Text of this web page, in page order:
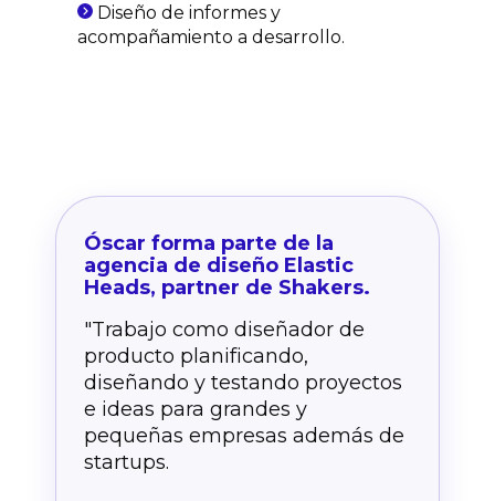
Diseño de informes y
acompañamiento a desarrollo.
Óscar forma parte de la
agencia de diseño Elastic
Heads, partner de Shakers.
"Trabajo como diseñador de
producto planificando,
diseñando y testando proyectos
e ideas para grandes y
pequeñas empresas además de
startups.